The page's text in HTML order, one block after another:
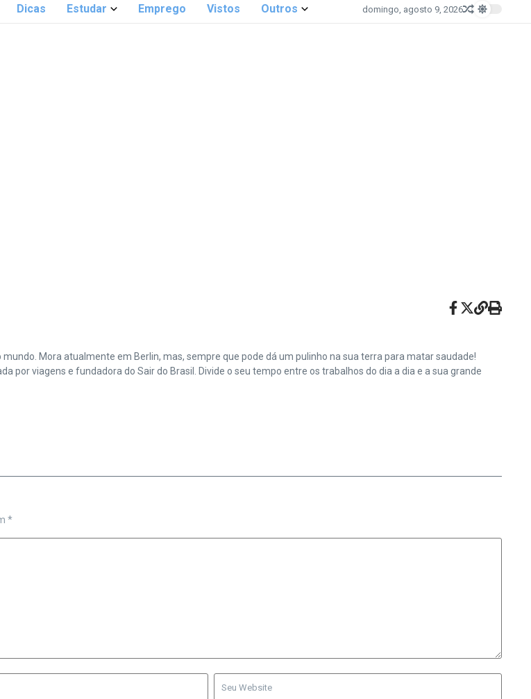
Dicas Estudar Emprego Vistos Outros domingo, agosto 9, 2026
Mora atualmente em Berlin, mas, sempre que pode dá um pulinho na sua terra para matar saudade!
por viagens e fundadora do Sair do Brasil. Divide o seu tempo entre os trabalhos do dia a dia e a sua grande
*